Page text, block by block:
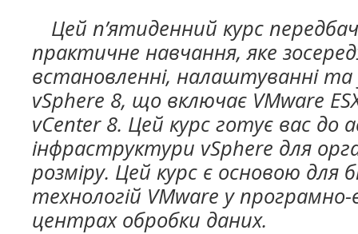
Цей п’ятиденний курс
практичне навчання, яке
встановленні, налаштуванні та
vSphere 8, що включає VMware
vCenter 8. Цей курс готує вас до
інфраструктури vSphere для
розміру. Цей курс є основою для
технологій VMware у
центрах обробки даних.